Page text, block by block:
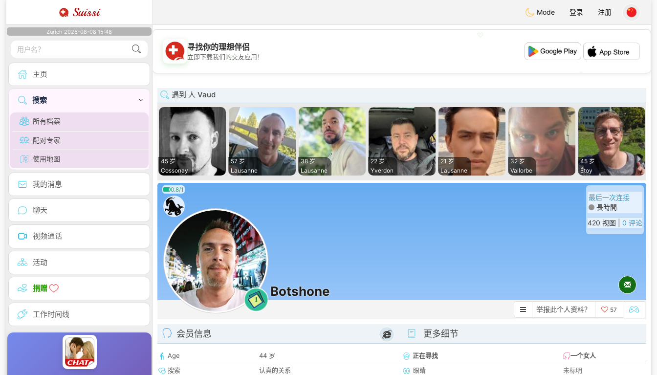
Suissi Mode 登录 注册
Zurich 2026-08-08 15:48
主页
搜索
所有档案
配对专家
使用地图
我的消息
聊天
视频通话
活动
捐赠
工作时间线
💖
💕
寻找你的理想伴侣
立即下载我们的交友应用！
遇到 人 Vaud
45 岁
Cossonay
57 岁
Lausanne
38 岁
Lausanne
22 岁
Yverdon
21 岁
Lausanne
32 岁
Vallorbe
45 岁
Étoy
0.8/1
1
Botshone
最后一次连接
長時間
420 视图 | 0 评论
举报此个人资料？ 57
会员信息
Age
44 岁
搜索
认真的关系
更多细节
正在尋找
一个女人
眼睛
未标明